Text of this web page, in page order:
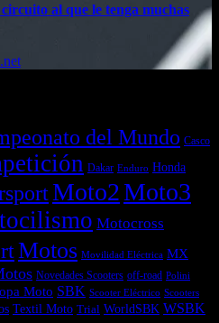
al que le tenga muchas
del Mundo Casco
Dakar Enduro Honda
Moto2Moto3
Motocross
Motos Movilidad Eléctrica MX
Novedades Scooters off-road Polini
Moto SBK Scooter Eléctrico Scooters
Textil Moto Trial WorldSBK WSBK